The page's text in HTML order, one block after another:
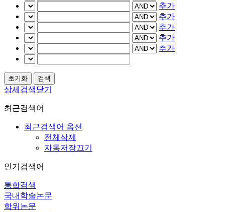
추가
추가
추가
추가
추가
상세검색닫기
최근검색어
최근검색어 옵션
전체삭제
자동저장끄기
인기검색어
통합검색
국내학술논문
학위논문